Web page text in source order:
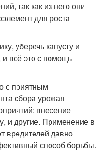
так как из него они
для роста
уберечь капусту и
и всё это с помощь
с приятным
сбора урожая
внесение
и другие. Применение в
вредителей давно
способ борьбы.